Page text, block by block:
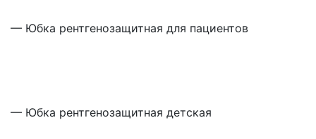
— Юбка рентгенозащитная для пациентов
— Юбка рентгенозащитная детская